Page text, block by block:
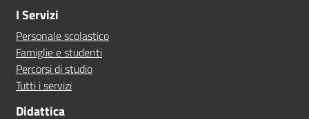
I Servizi
Personale scolastico
Famiglie e studenti
Percorsi di studio
Tutti i servizi
Didattica